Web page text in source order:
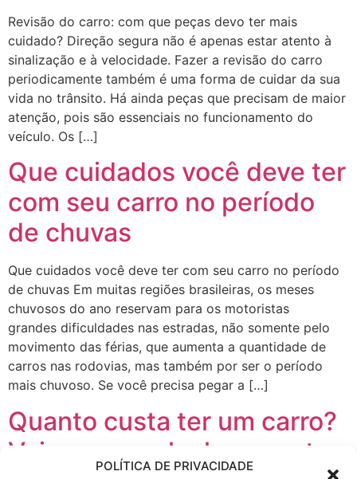
POLÍTICA DE PRIVACIDADE
Revisão do carro: com que peças devo ter mais
cuidado? Direção segura não é apenas estar atento à
sinalização e à velocidade. Fazer a revisão do carro
periodicamente também é uma forma de cuidar da sua
vida no trânsito. Há ainda peças que precisam de maior
atenção, pois são essenciais no funcionamento do
veículo. Os […]
Que cuidados você deve ter
com seu carro no período
de chuvas
Que cuidados você deve ter com seu carro no período
de chuvas Em muitas regiões brasileiras, os meses
chuvosos do ano reservam para os motoristas
grandes dificuldades nas estradas, não somente pelo
movimento das férias, que aumenta a quantidade de
carros nas rodovias, mas também por ser o período
mais chuvoso. Se você precisa pegar a […]
Quanto custa ter um carro?
Veja como calcular o custo